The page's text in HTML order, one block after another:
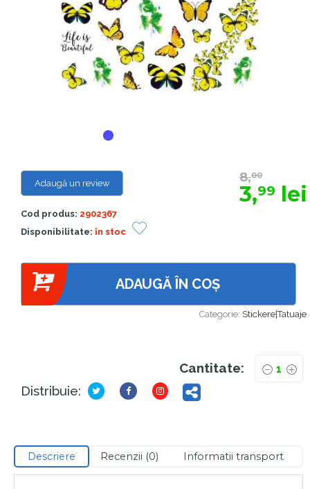
Categorie: Stickere|Tatuaje
Adaugă un review
Cod produs: 2902367
Disponibilitate: în stoc
8,00
3,99 lei
ADAUGĂ ÎN COȘ
Cantitate:
Distribuie:
Descriere Recenzii (0) Informatii transport